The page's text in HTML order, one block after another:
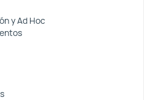
y Ad Hoc